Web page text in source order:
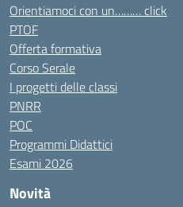
Orientiamoci con un……… click
PTOF
Offerta formativa
Corso Serale
I progetti delle classi
PNRR
POC
Programmi Didattici
Esami 2026
Novità